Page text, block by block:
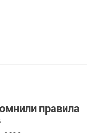
правила